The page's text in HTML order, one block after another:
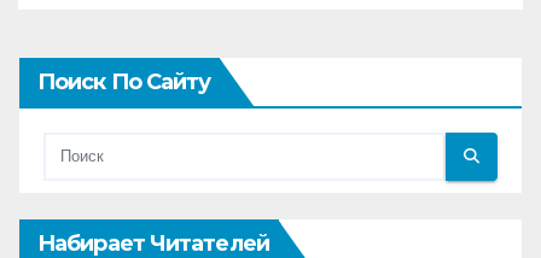
Поиск По Сайту
Набирает Читателей